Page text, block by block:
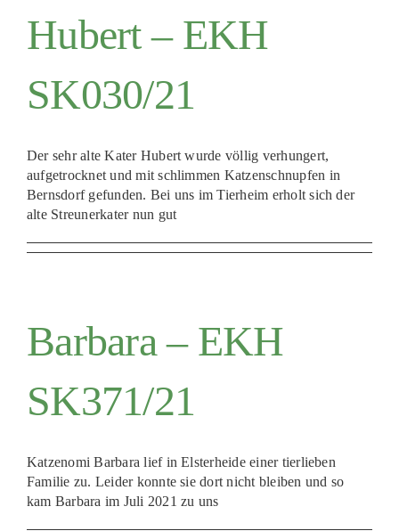
Hubert – EKH
SK030/21
Der sehr alte Kater Hubert wurde völlig verhungert,
aufgetrocknet und mit schlimmen Katzenschnupfen in
Bernsdorf gefunden. Bei uns im Tierheim erholt sich der
alte Streunerkater nun gut
Barbara – EKH
SK371/21
Katzenomi Barbara lief in Elsterheide einer tierlieben
Familie zu. Leider konnte sie dort nicht bleiben und so
kam Barbara im Juli 2021 zu uns